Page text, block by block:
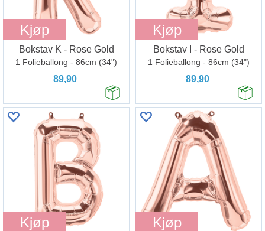
Kjøp
Bokstav K - Rose Gold
1 Folieballong - 86cm (34")
89,90
Kjøp
Bokstav I - Rose Gold
1 Folieballong - 86cm (34")
89,90
Kjøp Kjøp